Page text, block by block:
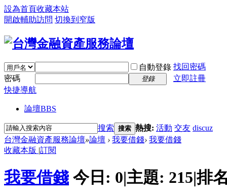
設為首頁收藏本站
開啟輔助訪問 切換到窄版
自動登錄 找回密碼
密碼
登錄
立即註冊
快捷導航
論壇BBS
搜索 搜索 熱搜: 活動 交友 discuz
台灣金融資產服務論壇»論壇 › 我要借錢› 我要借錢
收藏本版 |訂閱
我要借錢 今日: 0|主題: 215|排